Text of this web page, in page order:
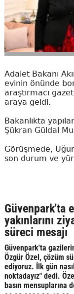
Adalet Bakanı
evinin önünde
araştırmacı
araya geldi.
Bakanlıkta
Şükran Güldal
Görüşmede,
son durum ve
Güvenpark'ta
yakınlarını
süreci mesajı
Güvenpark'ta
Özgür Özel, çözüm
ediyoruz. İlk gün
noktadayız" dedi.
basın mensuplarına